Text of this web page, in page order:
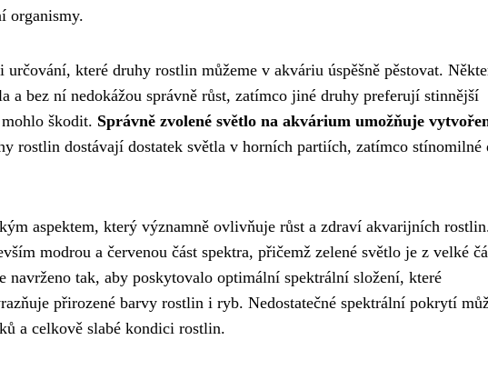
organismy.
které druhy rostlin můžeme v akváriu úspěšně pěstovat.
a bez ní nedokážou správně růst, zatímco jiné druhy preferují stinnější
škodit. Správně zvolené světlo na akvárium umožňuje
rostlin dostávají dostatek světla v horních partiích, zatímco stínomilné
aspektem, který významně ovlivňuje růst a zdraví akvarijních
modrou a červenou část spektra, přičemž zelené světlo je z velké
navrženo tak, aby poskytovalo optimální spektrální složení, které
přirozené barvy rostlin i ryb. Nedostatečné spektrální pokrytí
a celkově slabé kondici rostlin.